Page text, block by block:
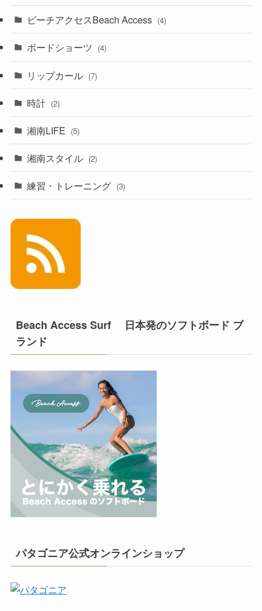
ビーチアクセスBeach Access (4)
ボードショーツ (4)
リップカール (7)
時計 (2)
湘南LIFE (5)
湘南スタイル (2)
練習・トレーニング (3)
Beach Access Surf 日本発のソフトボード ブ
ランド
パタゴニア公式オンラインショップ